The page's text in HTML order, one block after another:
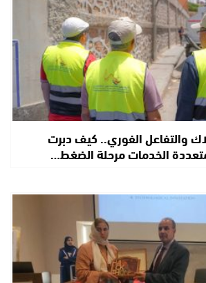
والتفاعل الفوري.. كيف دبرت
الخدمات مرحلة الضغط…